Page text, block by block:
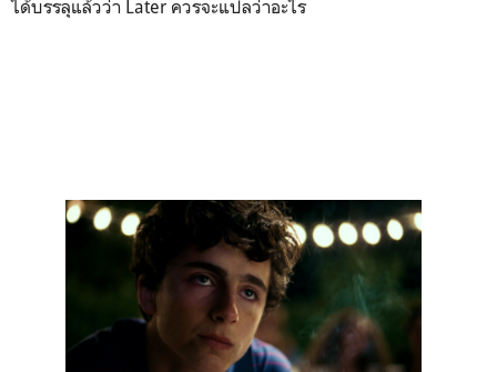
ได้บรรลุแล้วว่า Later ควรจะแปลว่าอะไร